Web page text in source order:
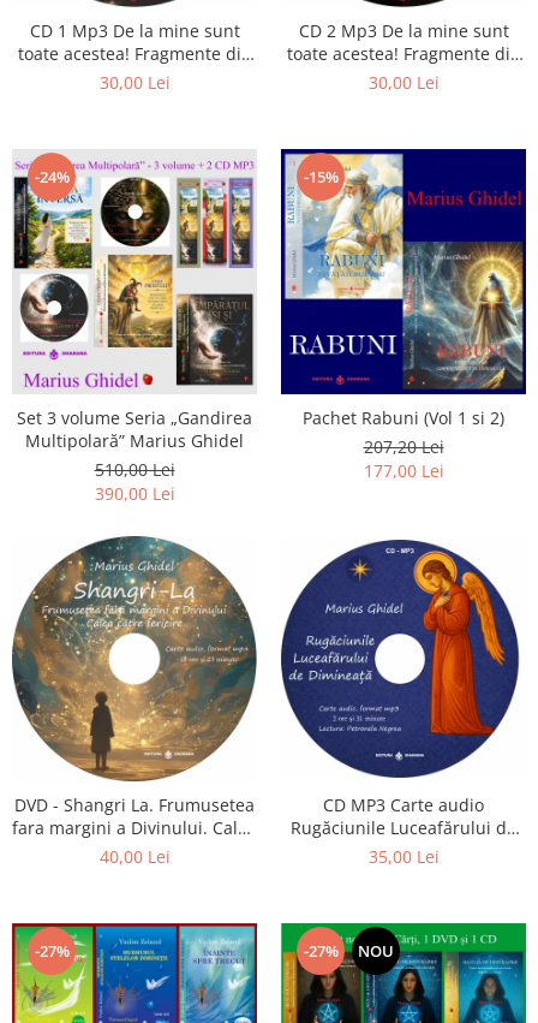
Literatura
Psihologie
Stiinta
CD 1 Mp3 De la mine sunt
toate acestea! Fragmente din
cărțile lui Marius Ghidel
30,00 Lei
CD 2 Mp3 De la mine sunt
toate acestea! Fragmente din
cărțile lui Marius Ghidel
30,00 Lei
-24%
Set 3 volume Seria „Gandirea
Multipolară” Marius Ghidel
510,00 Lei
390,00 Lei
-15%
Pachet Rabuni (Vol 1 si 2)
207,20 Lei
177,00 Lei
DVD - Shangri La. Frumusetea
fara margini a Divinului. Calea
catre fericire
40,00 Lei
CD MP3 Carte audio
Rugăciunile Luceafărului de
dimineață
35,00 Lei
-27% -27% NOU